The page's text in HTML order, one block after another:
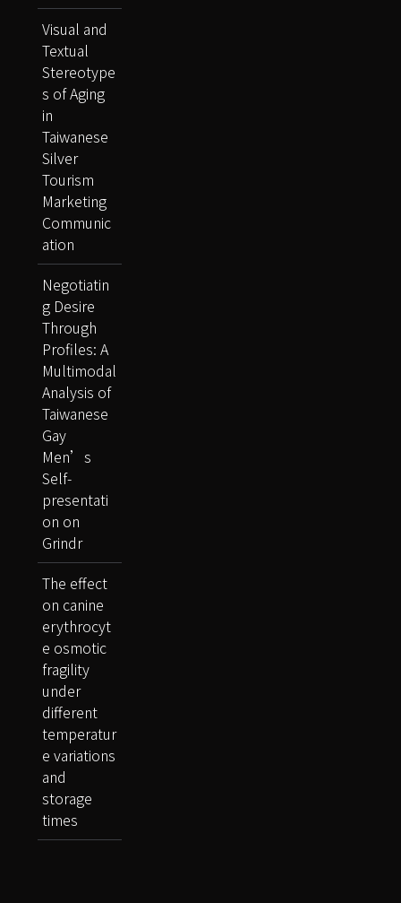
Visual and
Textual
Stereotype
s of Aging
in
Taiwanese
Silver
Tourism
Marketing
Communic
ation
Negotiatin
g Desire
Through
Profiles: A
Multimodal
Analysis of
Taiwanese
Gay
Men’s
Self-
presentati
on on
Grindr
The effect
on canine
erythrocyt
e osmotic
fragility
under
different
temperatur
e variations
and
storage
times